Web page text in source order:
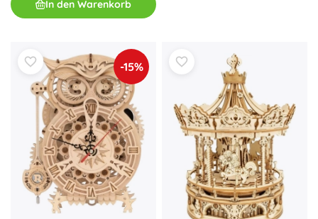
In den Warenkorb
-15%